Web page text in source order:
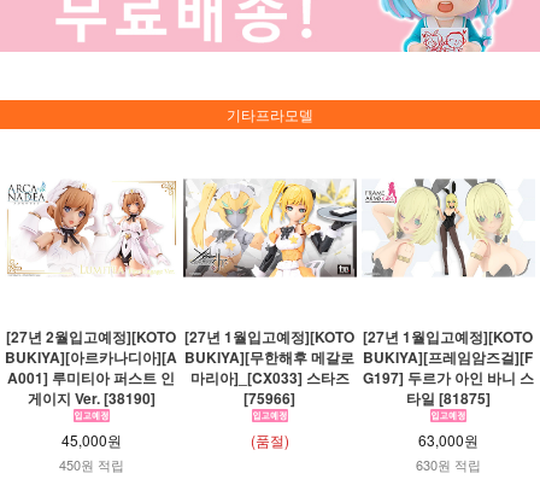
기타프라모델
[27년 2월입고예정][KOTO
BUKIYA][아르카나디아][A
A001] 루미티아 퍼스트 인
게이지 Ver. [38190]
45,000원
450원 적립
[27년 1월입고예정][KOTO
BUKIYA][무한해후 메갈로
마리아]_[CX033] 스타즈
[75966]
(품절)
[27년 1월입고예정][KOTO
BUKIYA][프레임암즈걸][F
G197] 두르가 아인 바니 스
타일 [81875]
63,000원
630원 적립